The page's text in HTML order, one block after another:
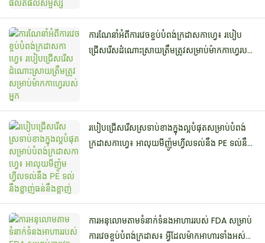
ការណែនាំអំពីការវេចខ្ចប់បំពង់ក្រដាសកាហ្វេ៖ របៀប
ជ្រើសរើសដំណោះស្រាយត្រឹមត្រូវសម្រាប់ម៉ាកកាហ្វេរបស់
របៀបជ្រើសរើសស្រទាប់ខាងក្នុងល្អបំផុតសម្រាប់បំពង់
ក្រដាសកាហ្វេ៖ អាលុយមីញ៉ូមហ្វីលទល់នឹង PE ទល់នឹង
ការអនុលោមតាមទំនាក់ទំនងអាហាររបស់ FDA សម្រាប់
ការវេចខ្ចប់បំពង់ក្រដាស៖ អ្វីដែលម៉ាកអាហារទាំងអស់